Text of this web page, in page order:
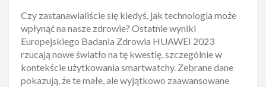
Czy zastanawialiście się kiedyś, jak technologia może
wpłynąć na nasze zdrowie? Ostatnie wyniki
Europejskiego Badania Zdrowia HUAWEI 2023
rzucają nowe światło na tę kwestię, szczególnie w
kontekście użytkowania smartwatchy. Zebrane dane
pokazują, że te małe, ale wyjątkowo zaawansowane